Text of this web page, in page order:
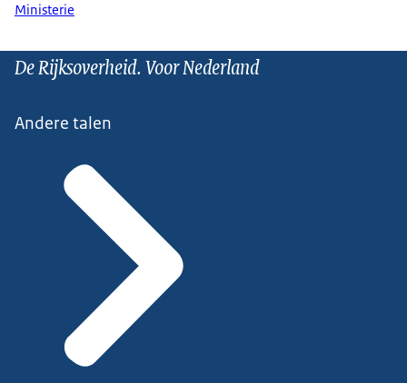
Ministerie
De Rijksoverheid. Voor Nederland
Andere talen